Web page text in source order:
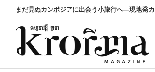
まだ見ぬカンボジアに出会う小旅行へ―現地発